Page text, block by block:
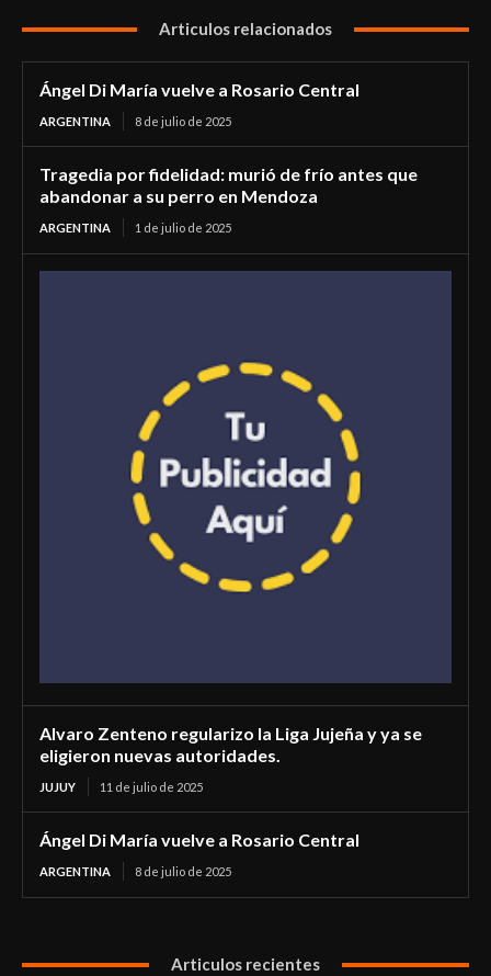
Articulos relacionados
Ángel Di María vuelve a Rosario Central
ARGENTINA 8 de julio de 2025
Tragedia por fidelidad: murió de frío antes que
abandonar a su perro en Mendoza
ARGENTINA 1 de julio de 2025
Alvaro Zenteno regularizo la Liga Jujeña y ya se
eligieron nuevas autoridades.
JUJUY 11 de julio de 2025
Ángel Di María vuelve a Rosario Central
ARGENTINA 8 de julio de 2025
Articulos recientes